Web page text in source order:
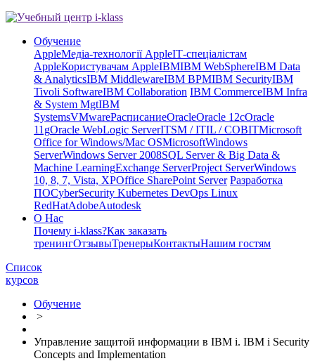
Обучение
AppleМедіа-технології AppleІТ-спеціалістам
AppleКористувачам AppleIBMIBM WebSphereIBM Data
& AnalyticsIBM MiddlewareIBM BPMIBM SecurityIBM
Tivoli SoftwareIBM Collaboration IBM CommerceIBM Infra
& System MgtIBM
SystemsVMwareРасписаниеOracleOracle 12cOracle
11gOracle WebLogic ServerITSM / ITIL / COBITMicrosoft
Office for Windows/Mac OSMicrosoftWindows
ServerWindows Server 2008SQL Server & Big Data &
Machine LearningExchange ServerProject ServerWindows
10, 8, 7, Vista, XPOffice SharePoint Server Разработка
ПОCyberSecurity Kubernetes DevOps Linux
RedHatAdobeAutodesk
О Нас
Почему i-klass?Как заказать
тренингОтзывыТренерыКонтактыНашим гостям
Список
курсов
Обучение
>
Управление защитой информации в IBM i. IBM i Security
Concepts and Implementation